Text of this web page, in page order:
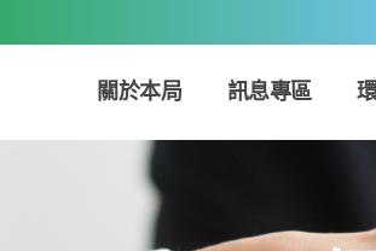
關於本局 訊息專區